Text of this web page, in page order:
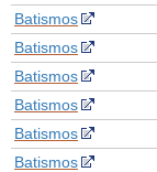
Batismos
Batismos
Batismos
Batismos
Batismos
Batismos